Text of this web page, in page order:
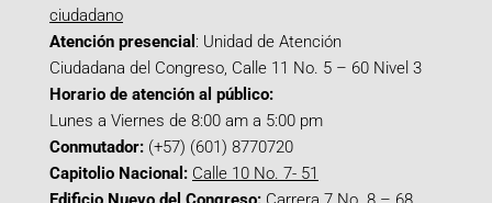
ciudadano
Atención presencial : Unidad de Atención
Ciudadana del Congreso, Calle 11 No. 5 – 60 Nivel 3
Horario de atención al público:
Lunes a Viernes de 8:00 am a 5:00 pm
Conmutador: (+57) (601) 8770720
Capitolio Nacional: Calle 10 No. 7- 51